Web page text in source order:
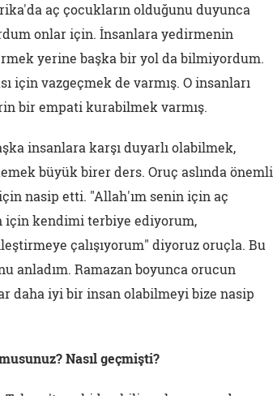
aç çocukların olduğunu duyunca
onlar için. İnsanlara yedirmenin
yerine başka bir yol da bilmiyordum.
için vazgeçmek de varmış. O insanları
bir empati kurabilmek varmış.
insanlara karşı duyarlı olabilmek,
büyük birer ders. Oruç aslında önemli
nasip etti. "Allah'ım senin için aç
için kendimi terbiye ediyorum,
çalışıyorum" diyoruz oruçla. Bu
anladım. Ramazan boyunca orucun
daha iyi bir insan olabilmeyi bize nasip
Nasıl geçmişti?